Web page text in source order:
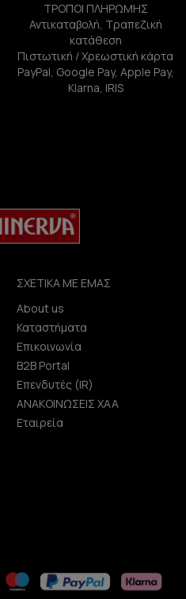
ΤΡΟΠΟΙ ΠΛΗΡΩΜΗΣ
Αντικαταβολή, Τραπεζική
κατάθεση
Πιστωτική / Χρεωστική κάρτα
PayPal, Google Pay, Apple Pay,
Klarna, IRIS
ΣΧΕΤΙΚΑ ΜΕ ΕΜΑΣ
About us
Καταστήματα
Επικοινωνία
B2B Portal
Επενδυτές (IR)
ΑΝΑΚΟΙΝΩΣΕΙΣ ΧΑΑ
Εταιρεία